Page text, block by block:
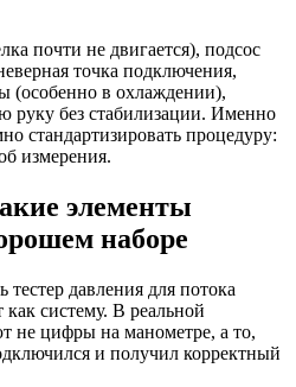
почти не двигается), подсос
точка подключения,
(особенно в охлаждении),
руку без стабилизации. Именно
стандартизировать процедуру:
измерения.
элементы
наборе
давления для потока
как систему. В реальной
не цифры на манометре, а то,
и получил корректный